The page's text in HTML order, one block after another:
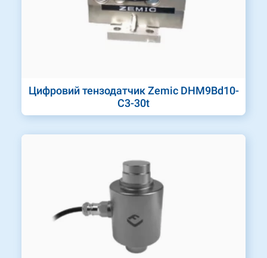
Цифровий тензодатчик Zemic DHM9Bd10-
C3-30t